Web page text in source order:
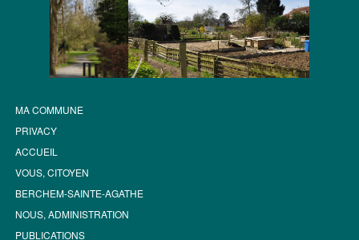
MA COMMUNE
PRIVACY
ACCUEIL
VOUS, CITOYEN
BERCHEM-SAINTE-AGATHE
NOUS, ADMINISTRATION
PUBLICATIONS